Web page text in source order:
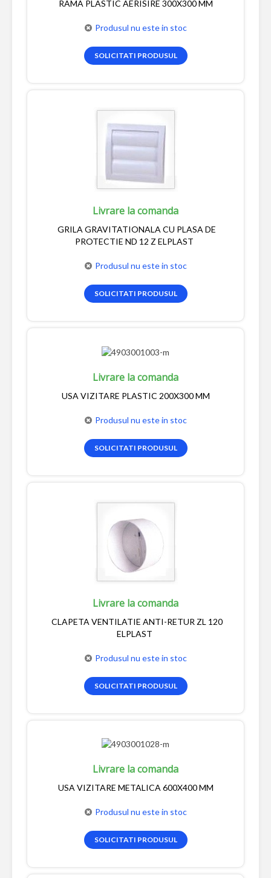
RAMA PLASTIC AERISIRE 300X300 MM
Produsul nu este in stoc
SOLICITATI PRODUSUL
Livrare la comanda
GRILA GRAVITATIONALA CU PLASA DE
PROTECTIE ND 12 Z ELPLAST
Produsul nu este in stoc
SOLICITATI PRODUSUL
Livrare la comanda
USA VIZITARE PLASTIC 200X300 MM
Produsul nu este in stoc
SOLICITATI PRODUSUL
Livrare la comanda
CLAPETA VENTILATIE ANTI-RETUR ZL 120
ELPLAST
Produsul nu este in stoc
SOLICITATI PRODUSUL
Livrare la comanda
USA VIZITARE METALICA 600X400 MM
Produsul nu este in stoc
SOLICITATI PRODUSUL